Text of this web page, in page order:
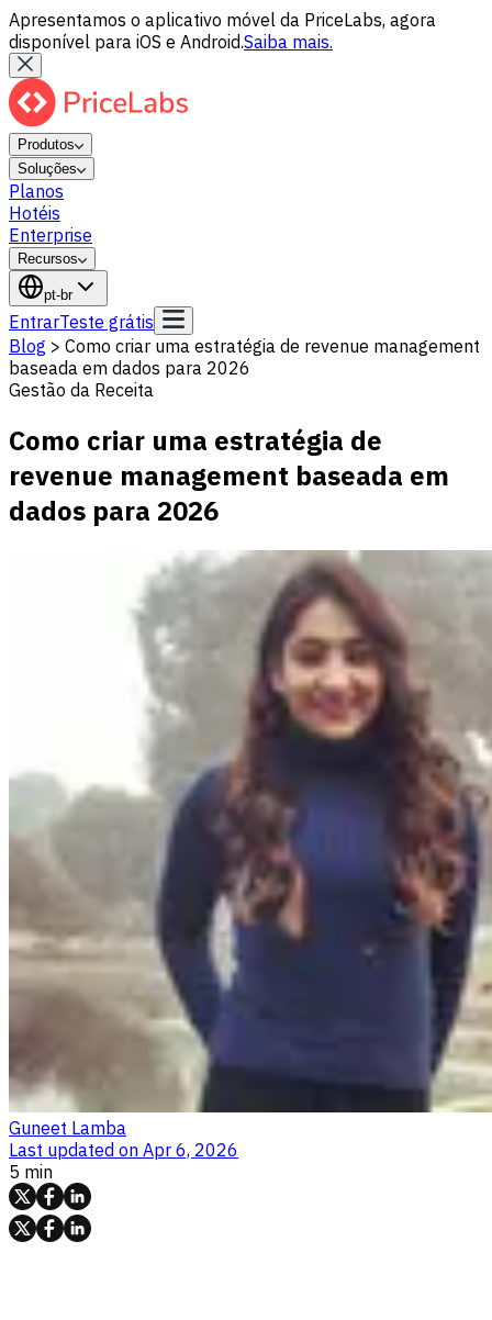
Apresentamos o aplicativo móvel da PriceLabs, agora
disponível para iOS e Android.Saiba mais.
Produtos
Soluções
Planos
Hotéis
Enterprise
Recursos
pt-br
EntrarTeste grátis
Blog > Como criar uma estratégia de revenue management
baseada em dados para 2026
Gestão da Receita
Como criar uma estratégia de
revenue management baseada em
dados para 2026
Guneet Lamba
Last updated on Apr 6, 2026
5 min